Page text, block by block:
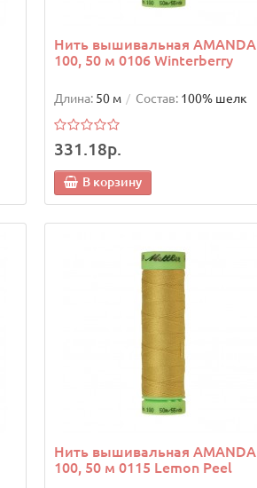
Нить вышивальная AMANDA
100, 50 м 0106 Winterberry
Длина: 50 м Состав: 100% шелк
331.18р.
В корзину
Нить вышивальная AMANDA
100, 50 м 0115 Lemon Peel